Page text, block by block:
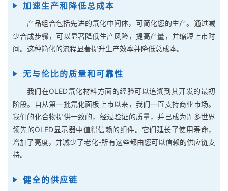
加速生产和降低总成本
产品组合包括先进的氘化中间体，可简化您的生产。通过减
少合成步骤，可以显著降低生产风险，提高产量，并缩短上市时
间。这种简化的流程显著提升生产效率并降低总成本。
无与伦比的质量和可靠性
我们在OLED氘化材料方面的经验可以追溯到其开发的最初
阶段。自从第一批氘化面板上市以来，我们一直支持商业市场。
我们的化合物提供一致的，经过验证的质量，并已成为许多世界
领先的OLED显示器中值得信赖的组件。它们延长了使用寿命，
增加了亮度，并减少了老化-所有这些都由您可以信赖的供应链支
持。
健全的供应链